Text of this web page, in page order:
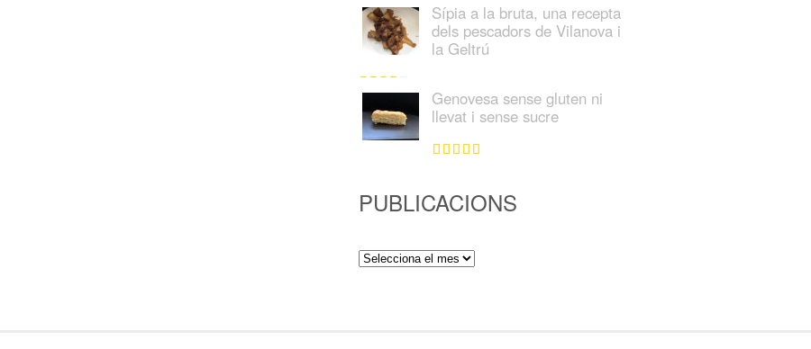
Sípia a la bruta, una recepta
dels pescadors de Vilanova i
la Geltrú
Genovesa sense gluten ni
llevat i sense sucre
PUBLICACIONS
Publicacions